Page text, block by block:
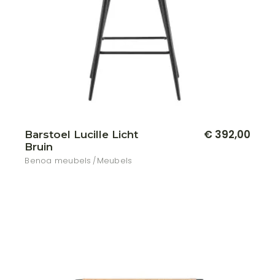
Barstoel Lucille Licht
Bruin
Benoa meubels Meubels
€392,00